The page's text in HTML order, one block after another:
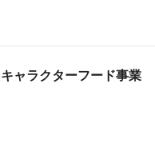
ャラクターフード事業